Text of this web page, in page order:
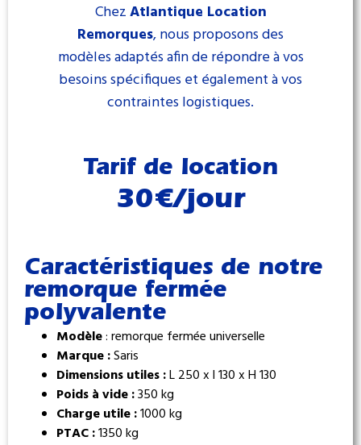
ChezAtlantique Location
Remorques, nous proposons des
modèles adaptés afin de répondre à vos
besoins spécifiques et également à vos
contraintes logistiques.
Tarif de location
30€/jour
Caractéristiques de notre
remorque fermée
polyvalente
Modèle: remorque fermée universelle
Marque :Saris
Dimensions utiles :L 250 x l 130 x H 130
Poids à vide :350 kg
Charge utile :1000 kg
PTAC :1350 kg